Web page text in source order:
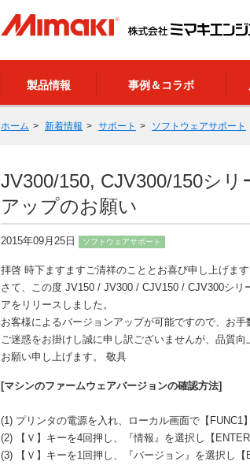
製品情報 事例＆コラボ
ホーム 新着情報 サポート ソフトウェアサポート
JV300/150, CJV300/150シ
アップのお願い
2015年09月25日 ソフトウェアサポート
拝啓 時下ますますご清祥のこととお喜び申し上げま
さて、この度 JV150 / JV300 / CJV150 / CJV300シ
アをリリースしました。
お客様によるバージョンアップが可能ですので、お
ご迷惑をお掛けし誠に申し訳ございませんが、品質
お願い申し上げます。 敬具
[マシンのファームウェアバージョンの確認方法]
(1) プリンタの電源を入れ、ローカル画面で【FUNC1
(2) 【Ｖ】キーを4回押し、『情報』を選択し【ENTER
(3) 【Ｖ】キーを1回押し、『バージョン』を選択し【